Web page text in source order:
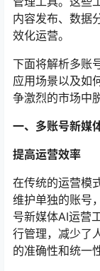
内容发布、数据
效化运营。
下面将解析多账
应用场景以及如
争激烈的市场中
一、多账号新媒
提高运营效率
在传统的运营模
维护单独的账号
号新媒体AI运营
行管理，减少了
的准确性和统一性